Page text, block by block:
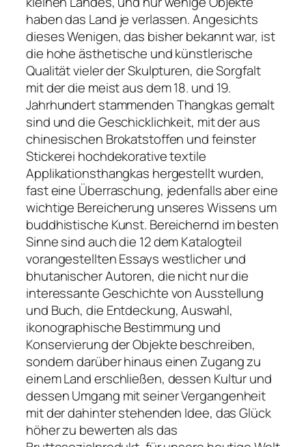
haben das Land je verlassen. Angesichts
dieses Wenigen, das bisher bekannt war, ist
die hohe ästhetische und künstlerische
Qualität vieler der Skulpturen, die Sorgfalt
mit der die meist aus dem 18. und 19.
Jahrhundert stammenden Thangkas gemalt
sind und die Geschicklichkeit, mit der aus
chinesischen Brokatstoffen und feinster
Stickerei hochdekorative textile
Applikationsthangkas hergestellt wurden,
fast eine Überraschung, jedenfalls aber eine
wichtige Bereicherung unseres Wissens um
buddhistische Kunst. Bereichernd im besten
Sinne sind auch die 12 dem Katalogteil
vorangestellten Essays westlicher und
bhutanischer Autoren, die nicht nur die
interessante Geschichte von Ausstellung
und Buch, die Entdeckung, Auswahl,
ikonographische Bestimmung und
Konservierung der Objekte beschreiben,
sondern darüber hinaus einen Zugang zu
einem Land erschließen, dessen Kultur und
dessen Umgang mit seiner Vergangenheit
mit der dahinter stehenden Idee, das Glück
höher zu bewerten als das